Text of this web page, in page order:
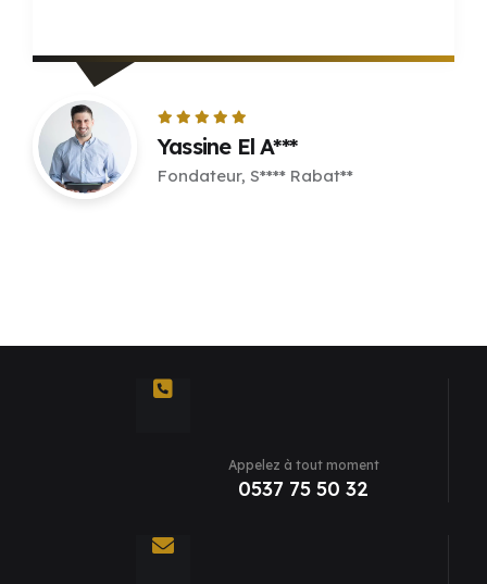
Yassine El A***
Fondateur, S**** Rabat**
Appelez à tout moment
0537 75 50 32